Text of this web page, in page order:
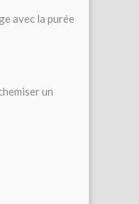
avec la purée
un